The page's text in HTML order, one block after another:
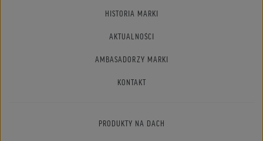
HISTORIA MARKI
AKTUALNOŚCI
AMBASADORZY MARKI
KONTAKT
PRODUKTY NA DACH